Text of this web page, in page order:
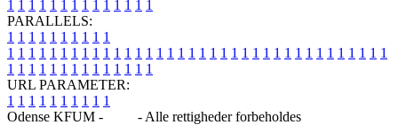
1 1 1 1 1 1 1 1 1 1 1 1 1 1
PARALLELS:
1 1 1 1 1 1 1 1 1 1
1 1 1 1 1 1 1 1 1 1 1 1 1 1 1 1 1 1 1 1 1 1 1 1 1 1 1 1 1 1 1 1 1 1 1 1
1 1 1 1 1 1 1 1 1 1 1 1 1 1
URL PARAMETER:
1 1 1 1 1 1 1 1 1 1
Odense KFUM -
- Alle rettigheder forbeholdes